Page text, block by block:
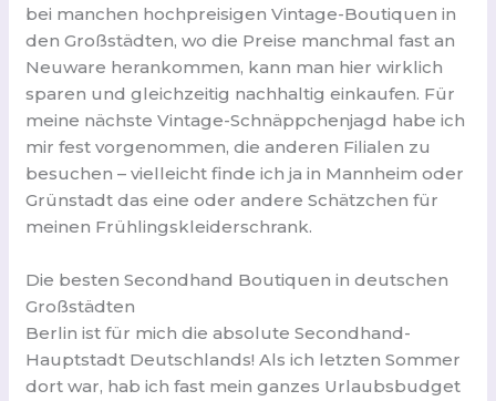
bei manchen hochpreisigen Vintage-Boutiquen in
den Großstädten, wo die Preise manchmal fast an
Neuware herankommen, kann man hier wirklich
sparen und gleichzeitig nachhaltig einkaufen. Für
meine nächste Vintage-Schnäppchenjagd habe ich
mir fest vorgenommen, die anderen Filialen zu
besuchen – vielleicht finde ich ja in Mannheim oder
Grünstadt das eine oder andere Schätzchen für
meinen Frühlingskleiderschrank.
Die besten Secondhand Boutiquen in deutschen
Großstädten
Berlin ist für mich die absolute Secondhand-
Hauptstadt Deutschlands! Als ich letzten Sommer
dort war, hab ich fast mein ganzes Urlaubsbudget